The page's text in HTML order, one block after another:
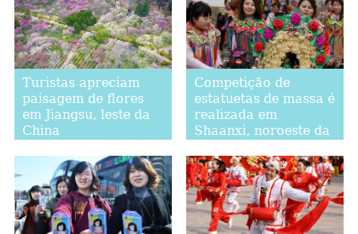
Turistas apreciam
paisagem de flores
em Jiangsu, leste da
China
Competição de
estatuetas de massa é
realizada em
Shaanxi, noroeste da